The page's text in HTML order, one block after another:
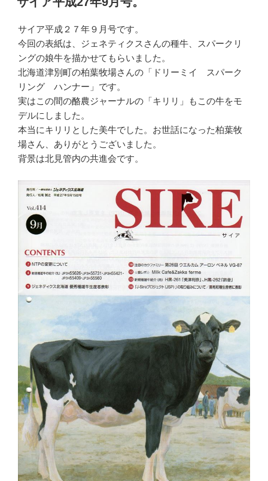
日:
サイア平成２７年９月号です。
今回の表紙は、ジェネティクスさんの種牛、スパークリ
ングの娘牛を描かせてもらいました。
北海道津別町の柏葉牧場さんの「ドリーミイ スパーク
リング ハンナー」です。
実はこの間の酪農ジャーナルの「キリリ」もこの牛をモ
デルにしました。
本当にキリリとした美牛でした。お世話になった柏葉牧
場さん、ありがとうございました。
背景は北見管内の共進会です。